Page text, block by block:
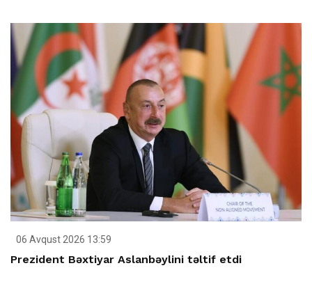
06 Avqust 2026 13:59
Prezident Bəxtiyar Aslanbəylini təltif etdi